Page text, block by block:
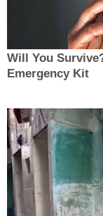
Will You
Emergency Kit